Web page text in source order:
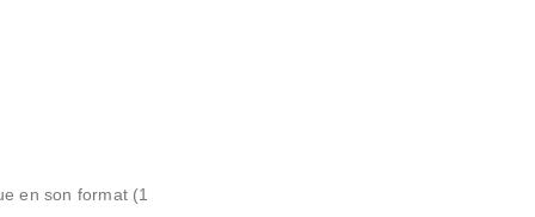
en son format (1